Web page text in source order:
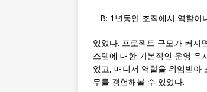
– B: 1년동안 조직에서 역할이
있었다. 프로젝트 규모가 커지
스템에 대한 기본적인 운영 유
었고, 매니저 역할을 위임받아
무를 경험해볼 수 있었다.